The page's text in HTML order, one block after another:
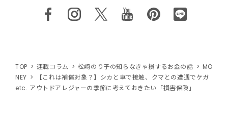
TOP 連載コラム 松崎のり子の知らなきゃ損するお金の話
MO
NEY
【これは補償対象？】シカと車で接触、クマとの遭遇でケガ
etc. アウトドアレジャーの季節に考えておきたい「損害保険」